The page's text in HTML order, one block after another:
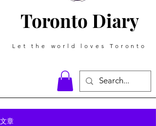
Toronto Diary
Let the world loves Toronto
文章